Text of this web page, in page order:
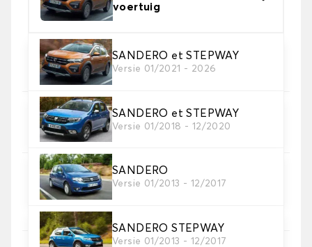
voertuig
SANDERO et STEPWAY
Versie 01/2021 - 2026
SANDERO et STEPWAY
Versie 01/2018 - 12/2020
SANDERO
Versie 01/2013 - 12/2017
SANDERO STEPWAY
Versie 01/2013 - 12/2017
2. Materiaal
Kies het materiaal van uw automatten
3. Aantal matten
Selecteer het aantal automatten dat je nodig hebt.
4. Tapijt kleuren
Kies de kleur van je tapijt ..